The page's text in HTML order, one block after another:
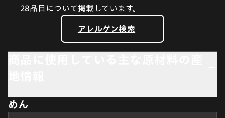
28品目について掲載しています。
アレルゲン検索
めん